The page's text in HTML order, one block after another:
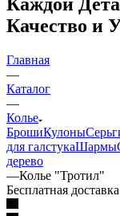
Качество и
Главная
—
Каталог
—
Колье
БрошиКулоны
для галстукаШармы
дерево
—Колье "Тротил"
Бесплатная доставка